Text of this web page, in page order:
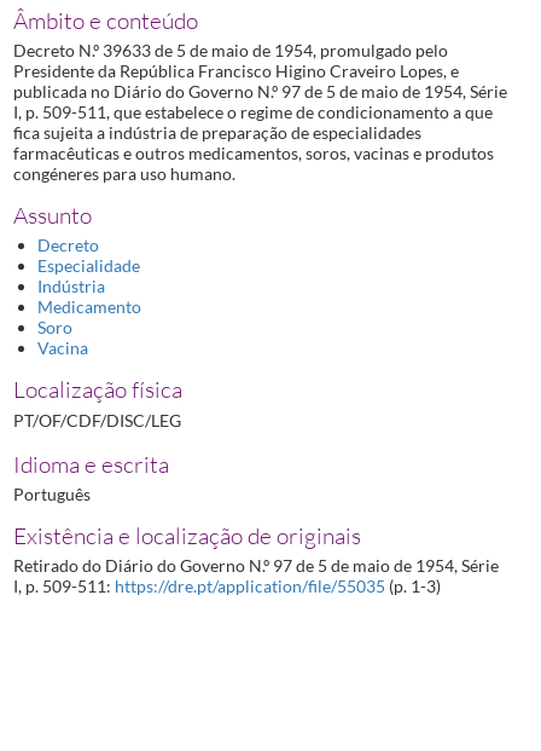
Âmbito e conteúdo
Decreto N.º 39633 de 5 de maio de 1954, promulgado pelo
Presidente da República Francisco Higino Craveiro Lopes, e
publicada no Diário do Governo N.º 97 de 5 de maio de 1954, Série
I, p. 509-511, que estabelece o regime de condicionamento a que
fica sujeita a indústria de preparação de especialidades
farmacêuticas e outros medicamentos, soros, vacinas e produtos
congéneres para uso humano.
Assunto
Decreto
Especialidade
Indústria
Medicamento
Soro
Vacina
Localização física
PT/OF/CDF/DISC/LEG
Idioma e escrita
Português
Existência e localização de originais
Retirado do Diário do Governo N.º 97 de 5 de maio de 1954, Série
I, p. 509-511: https://dre.pt/application/file/55035 (p. 1-3)